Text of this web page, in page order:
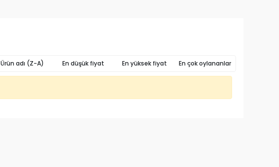
Ürün adı (Z-A) En düşük fiyat En yüksek fiyat En çok oylananlar